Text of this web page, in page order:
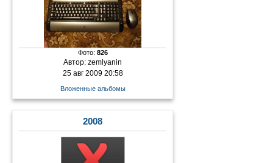
Фото: 826
Автор:zemlyanin
25 авг 2009 20:58
Вложенные альбомы
2008